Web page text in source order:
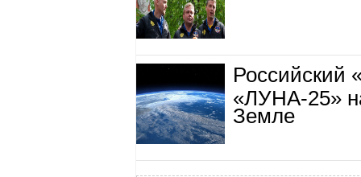
Российский
«ЛУНА-25»
Земле